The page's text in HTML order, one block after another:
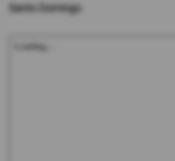
Santo Domingo